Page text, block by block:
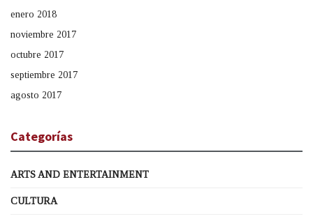
enero 2018
noviembre 2017
octubre 2017
septiembre 2017
agosto 2017
Categorías
ARTS AND ENTERTAINMENT
CULTURA